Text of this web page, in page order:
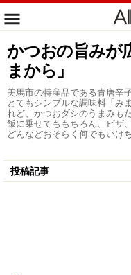
かつおの旨みが
まから」
美馬市の特産品である青唐辛
とてもシンプルな調味料「み
れど、かつおダシのうまみも
飯に乗せてももちろん、ピザ
どんなどおそらく何でもいけ
投稿記事